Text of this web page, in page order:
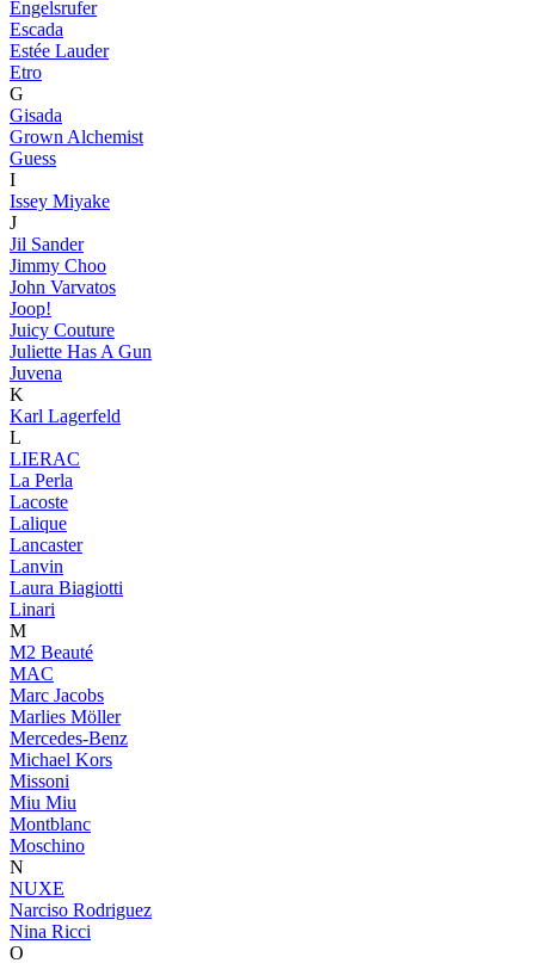
Engelsrufer
Escada
Estée Lauder
Etro
G
Gisada
Grown Alchemist
Guess
I
Issey Miyake
J
Jil Sander
Jimmy Choo
John Varvatos
Joop!
Juicy Couture
Juliette Has A Gun
Juvena
K
Karl Lagerfeld
L
LIERAC
La Perla
Lacoste
Lalique
Lancaster
Lanvin
Laura Biagiotti
Linari
M
M2 Beauté
MAC
Marc Jacobs
Marlies Möller
Mercedes-Benz
Michael Kors
Missoni
Miu Miu
Montblanc
Moschino
N
NUXE
Narciso Rodriguez
Nina Ricci
O